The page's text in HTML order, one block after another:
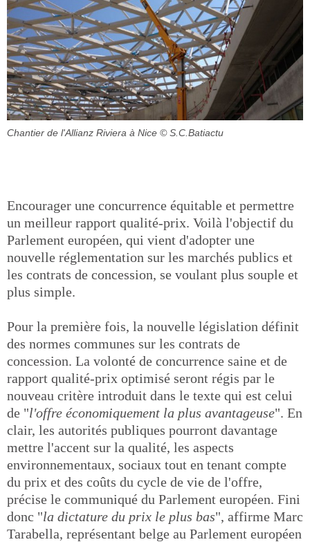
Chantier de l'Allianz Riviera à Nice © S.C.Batiactu
Encourager une concurrence équitable et permettre
un meilleur rapport qualité-prix. Voilà l'objectif du
Parlement européen, qui vient d'adopter une
nouvelle réglementation sur les marchés publics et
les contrats de concession, se voulant plus souple et
plus simple.
Pour la première fois, la nouvelle législation définit
des normes communes sur les contrats de
concession. La volonté de concurrence saine et de
rapport qualité-prix optimisé seront régis par le
nouveau critère introduit dans le texte qui est celui
de "l'offre économiquement la plus avantageuse". En
clair, les autorités publiques pourront davantage
mettre l'accent sur la qualité, les aspects
environnementaux, sociaux tout en tenant compte
du prix et des coûts du cycle de vie de l'offre,
précise le communiqué du Parlement européen. Fini
donc "la dictature du prix le plus bas", affirme Marc
Tarabella, représentant belge au Parlement européen